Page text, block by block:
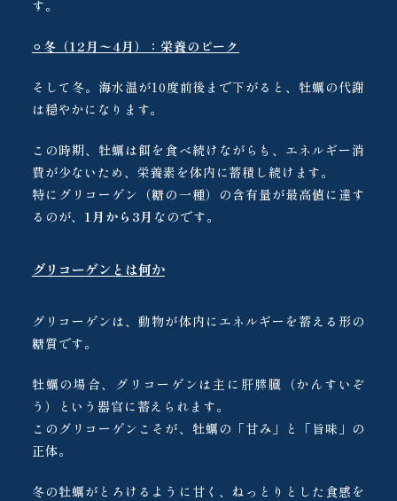
す。
⚪︎ 冬（12月〜4月）：栄養のピーク
そして冬。海水温が10度前後まで下がると、牡蠣の代謝
は穏やかになります。
この時期、牡蠣は餌を食べ続けながらも、エネルギー消
費が少ないため、栄養素を体内に蓄積し続けます。
特にグリコーゲン（糖の一種）の含有量が最高値に達す
るのが、 1月から3月 なのです。
グリコーゲンとは何か
グリコーゲンは、動物が体内にエネルギーを蓄える形の
糖質です。
牡蠣の場合、グリコーゲンは主に肝膵臓（かんすいぞ
う）という器官に蓄えられます。
このグリコーゲンこそが、牡蠣の「甘み」と「旨味」の
正体。
冬の牡蠣がとろけるように甘く、ねっとりとした食感を